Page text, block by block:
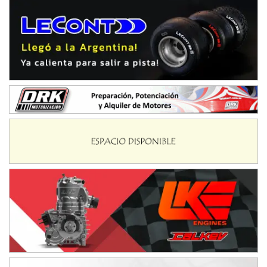
SUR SANTAFESINO - F4
José Samuel Sánchez (Tierra)
Rufino (Santa Fe)
TUCUMANO - F5
Juan Navarro (Asfalto)
El Timbó (Tucumán)